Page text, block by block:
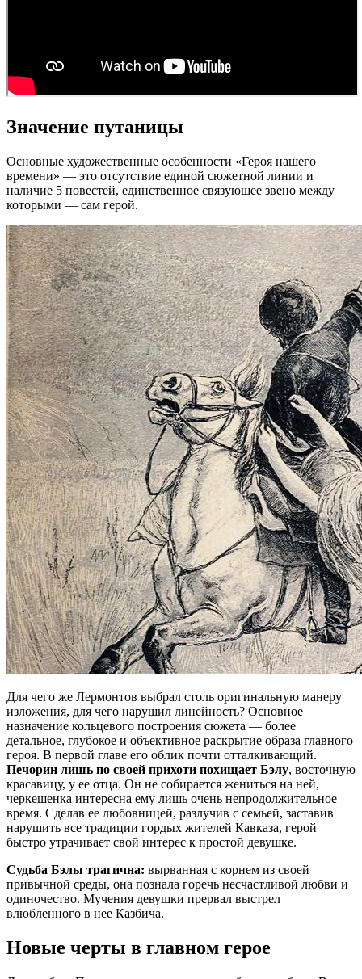
Значение путаницы
Основные художественные особенности «Героя нашего
времени» — это отсутствие единой сюжетной линии и
наличие 5 повестей, единственное связующее звено между
которыми — сам герой.
Для чего же Лермонтов выбрал столь оригинальную манеру
изложения, для чего нарушил линейность? Основное
назначение кольцевого построения сюжета — более
детальное, глубокое и объективное раскрытие образа главного
героя. В первой главе его облик почти отталкивающий.
Печорин лишь по своей прихоти похищает Бэлу, восточную
красавицу, у ее отца. Он не собирается жениться на ней,
черкешенка интересна ему лишь очень непродолжительное
время. Сделав ее любовницей, разлучив с семьей, заставив
нарушить все традиции гордых жителей Кавказа, герой
быстро утрачивает свой интерес к простой девушке.
Судьба Бэлы трагична: вырванная с корнем из своей
привычной среды, она познала горечь несчастливой любви и
одиночество. Мучения девушки прервал выстрел
влюбленного в нее Казбича.
Новые черты в главном герое